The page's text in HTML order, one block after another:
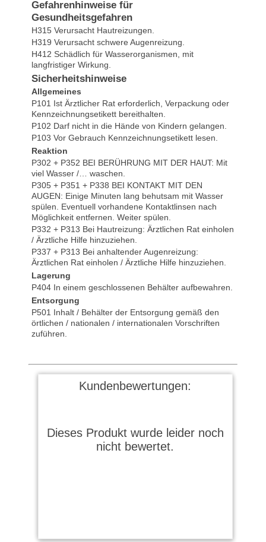
Gefahrenhinweise für
Gesundheitsgefahren
H315 Verursacht Hautreizungen.
H319 Verursacht schwere Augenreizung.
H412 Schädlich für Wasserorganismen, mit
langfristiger Wirkung.
Sicherheitshinweise
Allgemeines
P101 Ist Ärztlicher Rat erforderlich, Verpackung oder
Kennzeichnungsetikett bereithalten.
P102 Darf nicht in die Hände von Kindern gelangen.
P103 Vor Gebrauch Kennzeichnungsetikett lesen.
Reaktion
P302 + P352 BEI BERÜHRUNG MIT DER HAUT: Mit
viel Wasser /… waschen.
P305 + P351 + P338 BEI KONTAKT MIT DEN
AUGEN: Einige Minuten lang behutsam mit Wasser
spülen. Eventuell vorhandene Kontaktlinsen nach
Möglichkeit entfernen. Weiter spülen.
P332 + P313 Bei Hautreizung: Ärztlichen Rat einholen
/ Ärztliche Hilfe hinzuziehen.
P337 + P313 Bei anhaltender Augenreizung:
Ärztlichen Rat einholen / Ärztliche Hilfe hinzuziehen.
Lagerung
P404 In einem geschlossenen Behälter aufbewahren.
Entsorgung
P501 Inhalt / Behälter der Entsorgung gemäß den
örtlichen / nationalen / internationalen Vorschriften
zuführen.
Kundenbewertungen:
Dieses Produkt wurde leider noch
nicht bewertet.